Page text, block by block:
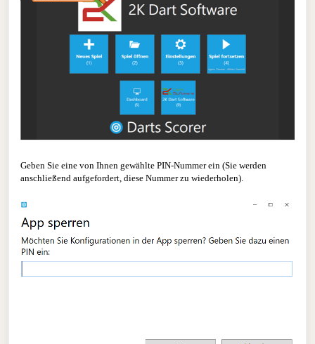
Geben Sie eine von Ihnen gewählte PIN-Nummer ein (Sie werden
anschließend aufgefordert, diese Nummer zu wiederholen).